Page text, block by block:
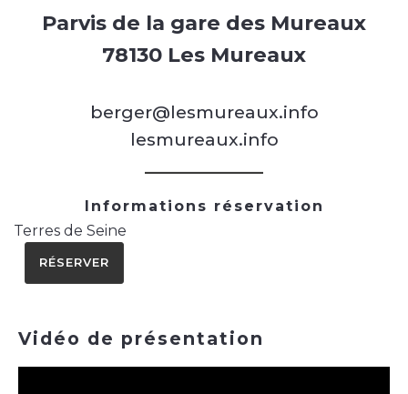
Parvis de la gare des Mureaux
78130 Les Mureaux
berger@lesmureaux.info
lesmureaux.info
Informations réservation
Terres de Seine
RÉSERVER
Vidéo de présentation